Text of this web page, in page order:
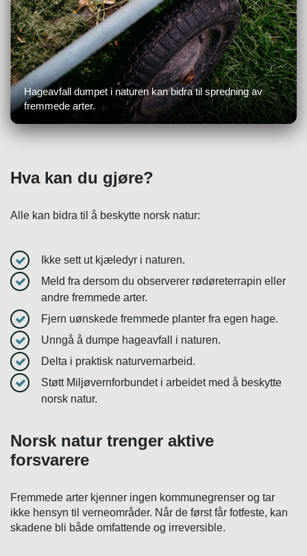
Hageavfall dumpet i naturen kan bidra til spredning av
fremmede arter.
Hva kan du gjøre?
Alle kan bidra til å beskytte norsk natur:
Ikke sett ut kjæledyr i naturen.
Meld fra dersom du observerer rødøreterrapin eller
andre fremmede arter.
Fjern uønskede fremmede planter fra egen hage.
Unngå å dumpe hageavfall i naturen.
Delta i praktisk naturvernarbeid.
Støtt Miljøvernforbundet i arbeidet med å beskytte
norsk natur.
Norsk natur trenger aktive
forsvarere
Fremmede arter kjenner ingen kommunegrenser og tar
ikke hensyn til verneområder. Når de først får fotfeste, kan
skadene bli både omfattende og irreversible.